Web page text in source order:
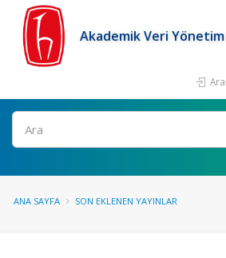
Akademik Veri
Ara
ANA SAYFA SON EKLENEN YAYINLAR